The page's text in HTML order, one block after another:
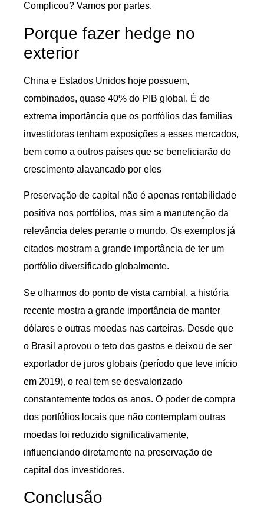
Complicou? Vamos por partes.
Porque fazer hedge no
exterior
China e Estados Unidos hoje possuem,
combinados, quase 40% do PIB global. É de
extrema importância que os portfólios das famílias
investidoras tenham exposições a esses mercados,
bem como a outros países que se beneficiarão do
crescimento alavancado por eles
Preservação de capital não é apenas rentabilidade
positiva nos portfólios, mas sim a manutenção da
relevância deles perante o mundo. Os exemplos já
citados mostram a grande importância de ter um
portfólio diversificado globalmente.
Se olharmos do ponto de vista cambial, a história
recente mostra a grande importância de manter
dólares e outras moedas nas carteiras. Desde que
o Brasil aprovou o teto dos gastos e deixou de ser
exportador de juros globais (período que teve início
em 2019), o real tem se desvalorizado
constantemente todos os anos. O poder de compra
dos portfólios locais que não contemplam outras
moedas foi reduzido significativamente,
influenciando diretamente na preservação de
capital dos investidores.
Conclusão